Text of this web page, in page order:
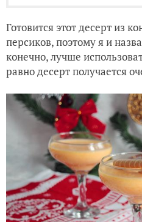
Готовится этот десерт из
персиков, поэтому я и
конечно, лучше
равно десерт получается